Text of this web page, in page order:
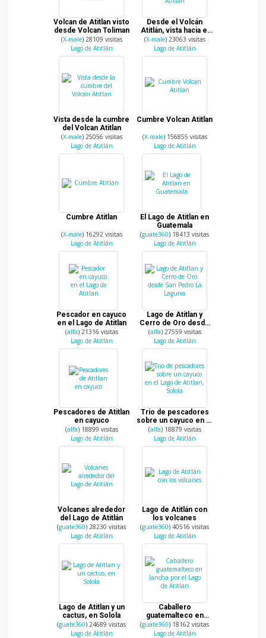
Volcan de Atitlan visto
desde Volcan Toliman
(X-male) 28109 visitas
Lago de Atitlán
Desde el Volcán
Atitlán, vista hacia el
Lago de Atitlán
(X-male) 23063 visitas
Lago de Atitlán
Vista desde la cumbre
del Volcan Atitlan
(X-male) 25056 visitas
Lago de Atitlán
Cumbre Volcan Atitlan
(X-male) 156855 visitas
Lago de Atitlán
Cumbre Atitlan
(X-male) 16292 visitas
Lago de Atitlán
El Lago de Atitlan en
Guatemala
(guate360) 18413 visitas
Lago de Atitlán
Pescador en cayuco
en el Lago de Atitlan
(alfa) 21316 visitas
Lago de Atitlán
Lago de Atitlan y
Cerro de Oro desde
San Pedro La Laguna
(alfa) 27559 visitas
Lago de Atitlán
Pescadores de Atitlan
en cayuco
(alfa) 18899 visitas
Lago de Atitlán
Trio de pescadores
sobre un cayuco en el
Lago de Atitlan, Solola
(alfa) 18879 visitas
Lago de Atitlán
Volcanes alrededor
del Lago de Atitlán
(guate360) 28230 visitas
Lago de Atitlán
Lago de Atitlán con
los volcanes
(guate360) 40516 visitas
Lago de Atitlán
Lago de Atitlan y un
cactus, en Solola
(guate360) 24689 visitas
Lago de Atitlán
Caballero
guatemalteco en
lancha por el Lago de
Atitlan
(guate360) 18162 visitas
Lago de Atitlán